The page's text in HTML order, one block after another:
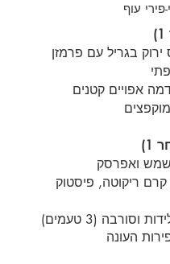
פירי עוף
בגריל עם פרמזן
אפויים קטנים
1)
ואפרסק
קרם ריקוטה, פיסטוק
וסורבה (3 טעמים)
העונה